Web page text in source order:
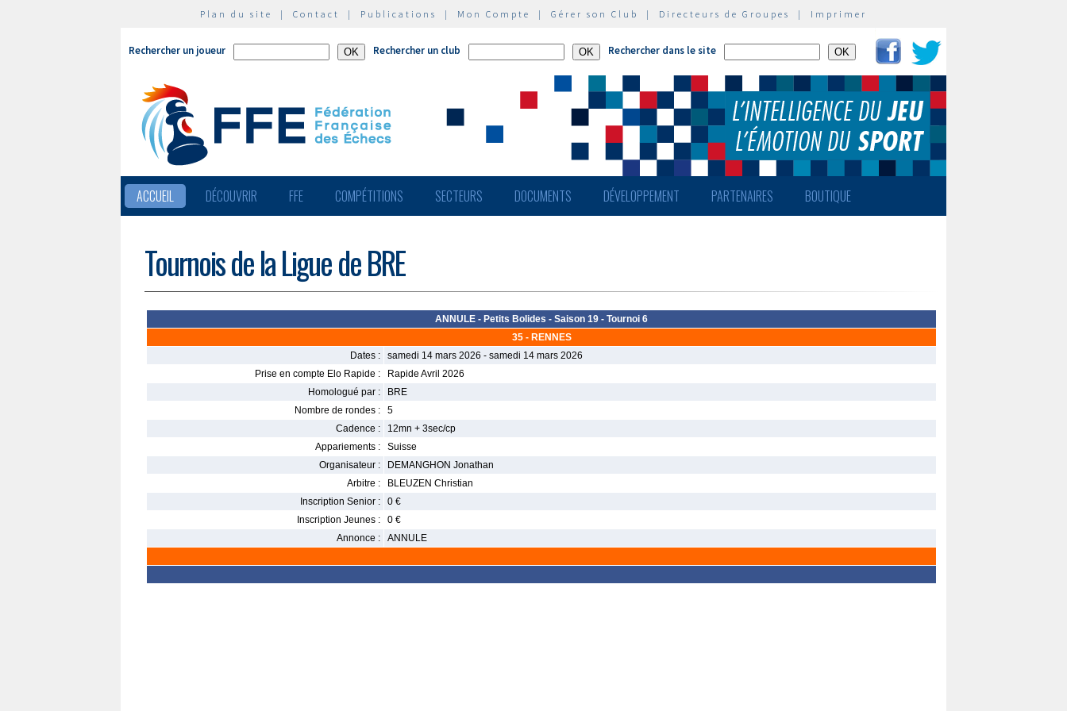
Plan du site | Contact | Publications | Mon Compte | Gérer son Club | Directeurs de Groupes | Imprimer
Rechercher un joueur Rechercher un club Rechercher dans le site
ACCUEIL DÉCOUVRIR FFE COMPÉTITIONS SECTEURS DOCUMENTS DÉVELOPPEMENT PARTENAIRES BOUTIQUE
Tournois de la Ligue de BRE
ANNULE - Petits Bolides - Saison 19 - Tournoi 6
35 - RENNES
Dates :
samedi 14 mars 2026 - samedi 14 mars 2026
Prise en compte Elo Rapide :
Rapide Avril 2026
Homologué par :
BRE
Nombre de rondes :
5
Cadence :
12mn + 3sec/cp
Appariements :
Suisse
Organisateur :
DEMANGHON Jonathan
Arbitre :
BLEUZEN Christian
Inscription Senior :
0 €
Inscription Jeunes :
0 €
Annonce :
ANNULE